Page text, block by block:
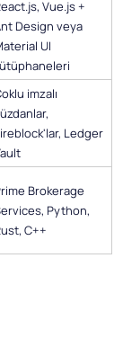
Vue.js +
Design veya
UI
imzalı
Ledger
Brokerage
Python,
C++